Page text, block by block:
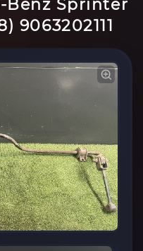
Benz Sprinter
9063202111